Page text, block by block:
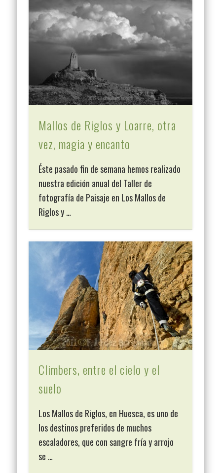
Mallos de Riglos y Loarre, otra
vez, magia y encanto
Éste pasado fin de semana hemos realizado
nuestra edición anual del Taller de
fotografía de Paisaje en Los Mallos de
Riglos y …
Climbers, entre el cielo y el
suelo
Los Mallos de Riglos, en Huesca, es uno de
los destinos preferidos de muchos
escaladores, que con sangre fría y arrojo
se …